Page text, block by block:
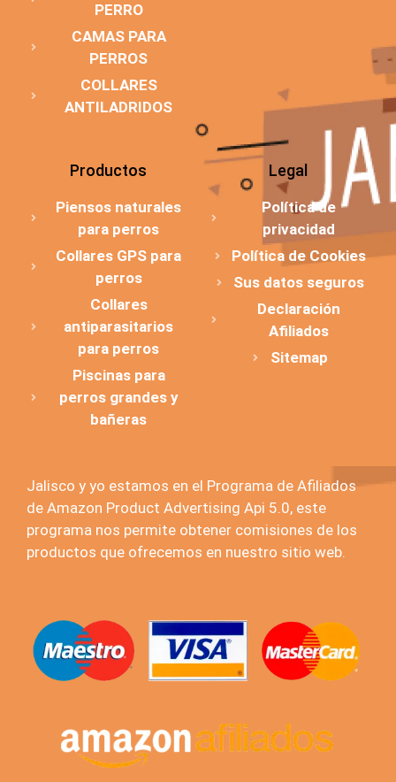
PERRO
CAMAS PARA
PERROS
COLLARES
ANTILADRIDOS
Productos
Piensos naturales
para perros
Collares GPS para
perros
Collares
antiparasitarios
para perros
Piscinas para
perros grandes y
bañeras
Legal
Política de
privacidad
Política de Cookies
Sus datos seguros
Declaración
Afiliados
Sitemap
Jalisco y yo estamos en el Programa de Afiliados
de Amazon Product Advertising Api 5.0, este
programa nos permite obtener comisiones de los
productos que ofrecemos en nuestro sitio web.